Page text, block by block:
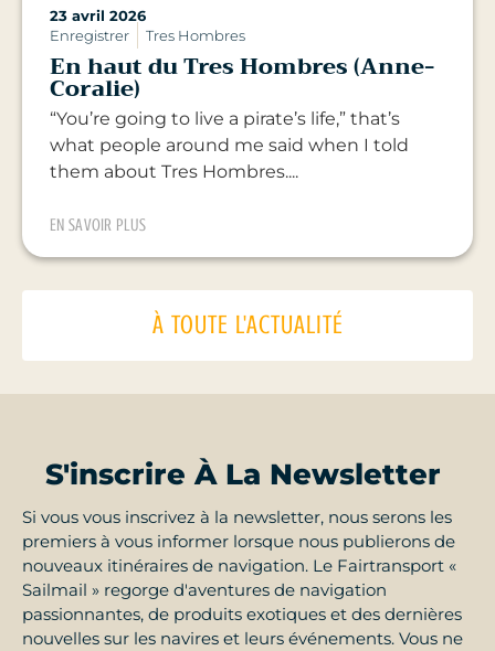
23 avril 2026
Enregistrer
Tres Hombres
En haut du Tres Hombres (Anne-
Coralie)
“You’re going to live a pirate’s life,” that’s
what people around me said when I told
them about Tres Hombres....
EN SAVOIR PLUS
À TOUTE L'ACTUALITÉ
S'inscrire À La Newsletter
Si vous vous inscrivez à la newsletter, nous serons les
premiers à vous informer lorsque nous publierons de
nouveaux itinéraires de navigation. Le Fairtransport «
Sailmail » regorge d'aventures de navigation
passionnantes, de produits exotiques et des dernières
nouvelles sur les navires et leurs événements. Vous ne